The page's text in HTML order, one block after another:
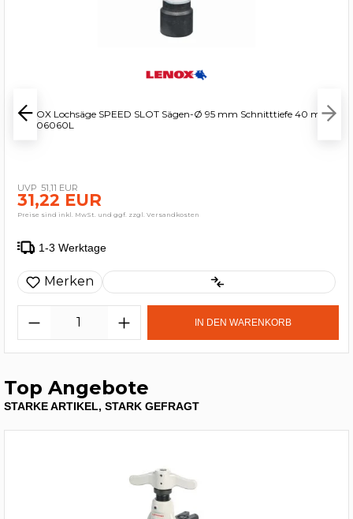
LENOX Lochsäge SPEED SLOT Sägen-Ø 95 mm Schnitttiefe 40 mm
- 3006060L
51,11 EUR
31,22 EUR
Preise sind inkl. MwSt. und ggf. zzgl. Versandkosten
1-3 Werktage
Merken
IN DEN WARENKORB
Top Angebote
STARKE ARTIKEL, STARK GEFRAGT